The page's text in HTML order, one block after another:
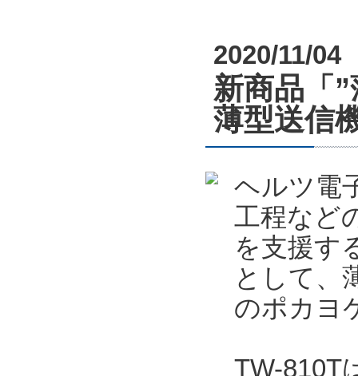
2020/11/04
新商品「
薄型送信
ヘルツ電
工程など
を支援す
として、
のポカヨ
TW-810T